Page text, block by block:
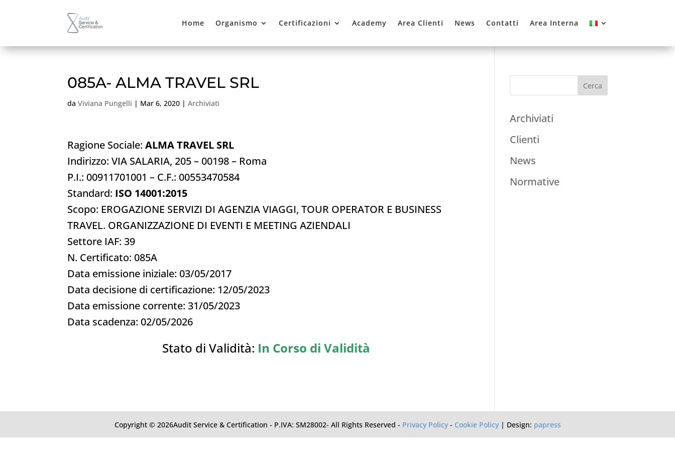
Home Organismo Certificazioni Academy Area Clienti News Contatti Area Interna
085A- ALMA TRAVEL SRL
daViviana Pungelli | Mar 6, 2020 |Archiviati
Ragione Sociale: ALMA TRAVEL SRL
Indirizzo: VIA SALARIA, 205 – 00198 – Roma
P.I.: 00911701001 – C.F.: 00553470584
Standard: ISO 14001:2015
Scopo: EROGAZIONE SERVIZI DI AGENZIA VIAGGI, TOUR OPERATOR E BUSINESS
TRAVEL. ORGANIZZAZIONE DI EVENTI E MEETING AZIENDALI
Settore IAF: 39
N. Certificato: 085A
Data emissione iniziale: 03/05/2017
Data decisione di certificazione: 12/05/2023
Data emissione corrente: 31/05/2023
Data scadenza: 02/05/2026
Stato di Validità: In Corso di Validità
Archiviati
Clienti
News
Normative
Copyright © 2026Audit Service & Certification - P.IVA: SM28002- All Rights Reserved - Privacy Policy- Cookie Policy| Design: papress